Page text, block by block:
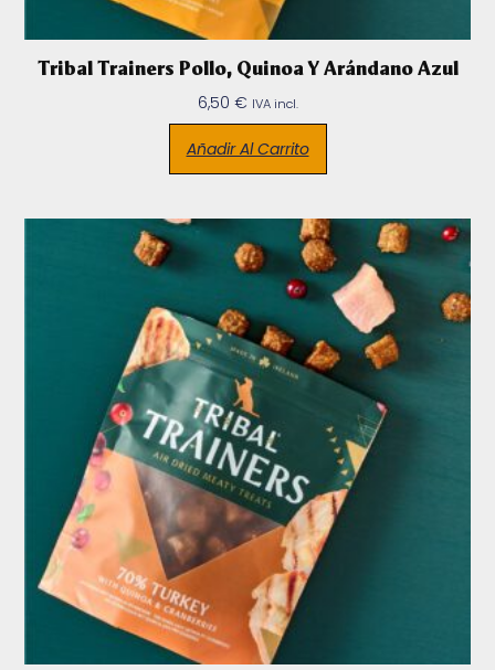
Tribal Trainers Pollo, Quinoa Y Arándano Azul
6,50 € IVA incl.
Añadir Al Carrito